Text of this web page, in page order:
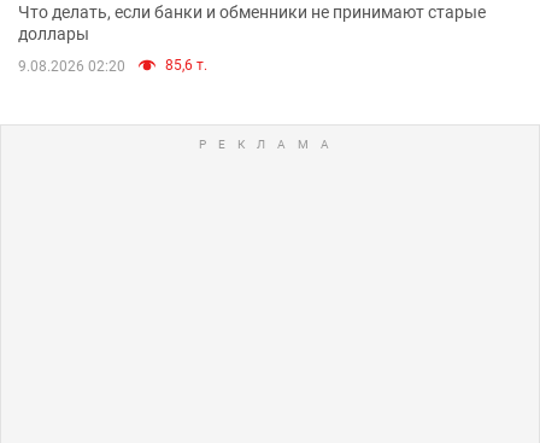
Что делать, если банки и обменники не принимают старые
доллары
9.08.2026 02:20 85,6 т.